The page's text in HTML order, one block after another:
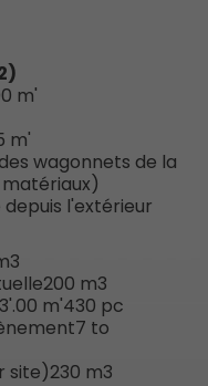
m'
m'
wagonnets de la
l'extérieur
200 m3
m'430 pc
7 to
site)230 m3